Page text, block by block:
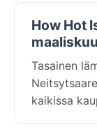
How Hot
Tasainen
kaikissa